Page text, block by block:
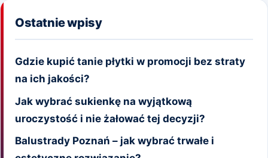
Ostatnie wpisy
Gdzie kupić tanie płytki w promocji bez straty
na ich jakości?
Jak wybrać sukienkę na wyjątkową
uroczystość i nie żałować tej decyzji?
Balustrady Poznań – jak wybrać trwałe i